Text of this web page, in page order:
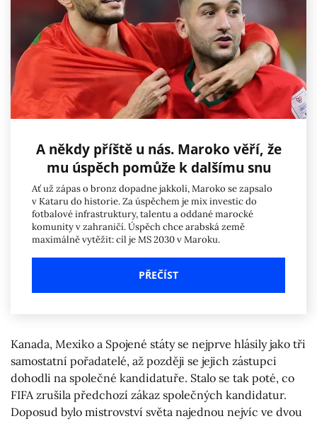
A někdy příště u nás. Maroko věří, že
mu úspěch pomůže k dalšímu snu
Ať už zápas o bronz dopadne jakkoli, Maroko se zapsalo
v Kataru do historie. Za úspěchem je mix investic do
fotbalové infrastruktury, talentu a oddané marocké
komunity v zahraničí. Úspěch chce arabská země
maximálně vytěžit: cíl je MS 2030 v Maroku.
PŘEČÍST
Kanada, Mexiko a Spojené státy se nejprve hlásily jako tři
samostatní pořadatelé, až později se jejich zástupci
dohodli na společné kandidatuře. Stalo se tak poté, co
FIFA zrušila předchozí zákaz společných kandidatur.
Doposud bylo mistrovství světa najednou nejvíc ve dvou